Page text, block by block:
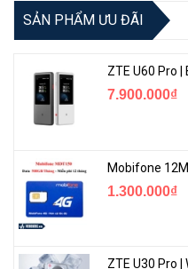
SẢN PHẨM ƯU ĐÃI
7.900.000₫
1.300.000₫